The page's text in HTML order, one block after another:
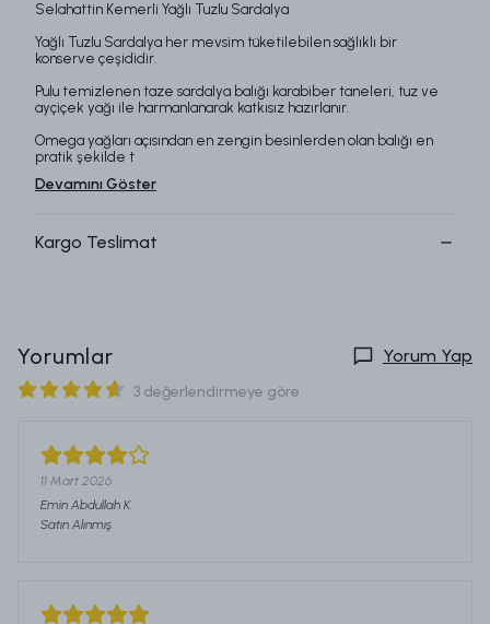
Selahattin Kemerli Yağlı Tuzlu Sardalya
Yağlı Tuzlu Sardalya her mevsim tüketilebilen sağlıklı bir
konserve çeşididir.
Pulu temizlenen taze sardalya balığı karabiber taneleri, tuz ve
ayçiçek yağı ile harmanlanarak katkısız hazırlanır.
Omega yağları açısından en zengin besinlerden olan balığı en
pratik şekilde t
Devamını Göster
Kargo Teslimat
Yorumlar Yorum Yap
3 değerlendirmeye göre
11 Mart 2026
Emin Abdullah K.
Satın Alınmış